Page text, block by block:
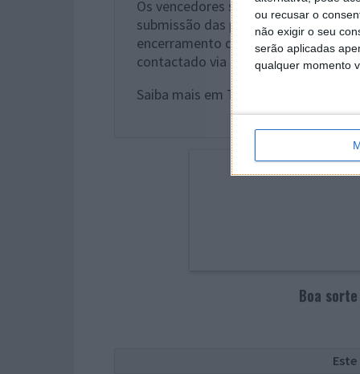
ou recusar o
não exigir o seu
serão aplicadas
qualquer momento
Os vencedores serão selecionados
submissão das participações e será
encerramento do passatempo, na
contactado via e-mail pela equipa
Saiba mais em Terms & Conditions.
Boa